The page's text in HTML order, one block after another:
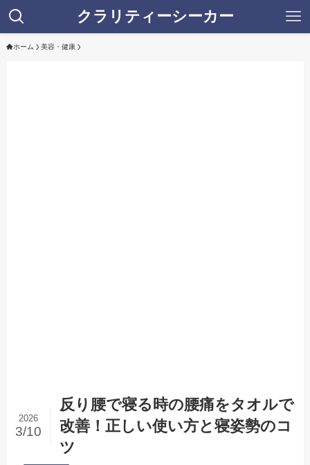
クラリティーシーカー
ホーム 美容・健康
反り腰で寝る時の腰痛をタオルで
改善！正しい使い方と寝姿勢のコ
ツ
2026
3/10